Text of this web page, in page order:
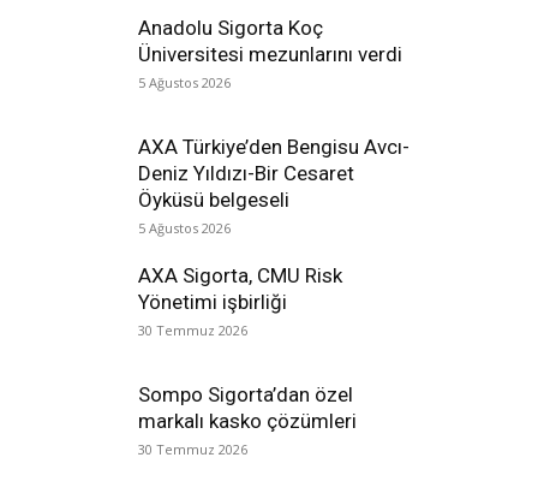
Anadolu Sigorta Koç
Üniversitesi mezunlarını verdi
5 Ağustos 2026
AXA Türkiye’den Bengisu Avcı-
Deniz Yıldızı-Bir Cesaret
Öyküsü belgeseli
5 Ağustos 2026
AXA Sigorta, CMU Risk
Yönetimi işbirliği
30 Temmuz 2026
Sompo Sigorta’dan özel
markalı kasko çözümleri
30 Temmuz 2026